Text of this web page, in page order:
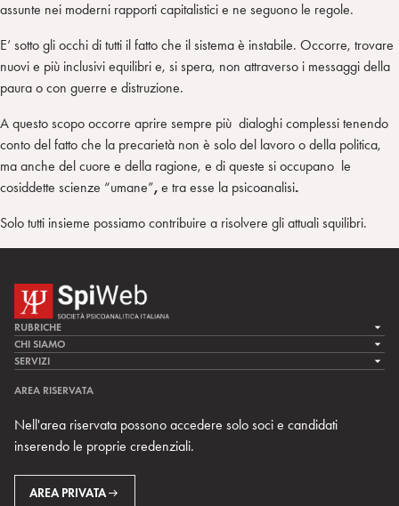
assunte nei moderni rapporti capitalistici e ne seguono le regole.
E’ sotto gli occhi di tutti il fatto che il sistema è instabile. Occorre, trovare
nuovi e più inclusivi equilibri e, si spera, non attraverso i messaggi della
paura o con guerre e distruzione.
A questo scopo occorre aprire sempre più dialoghi complessi tenendo
conto del fatto che la precarietà non è solo del lavoro o della politica,
ma anche del cuore e della ragione, e di queste si occupano le
cosiddette scienze “umane”, e tra esse la psicoanalisi.
Solo tutti insieme possiamo contribuire a risolvere gli attuali squilibri.
RUBRICHE
LA CURA
LA RICERCA
MULTIMEDIA
CHI SIAMO
LA SPI
TEAM DI SPIWEB
CONTATTI
RIVISTE
SERVIZI
ARCHIVIO STORICO
AREA RISERVATA
Nell'area riservata possono accedere solo soci e candidati
inserendo le proprie credenziali.
AREA PRIVATA